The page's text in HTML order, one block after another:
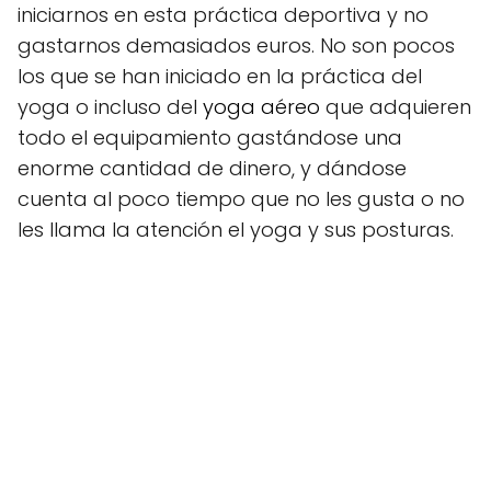
iniciarnos en esta práctica deportiva y no
gastarnos demasiados euros. No son pocos
los que se han iniciado en la práctica del
yoga o incluso del yoga aéreo que adquieren
todo el equipamiento gastándose una
enorme cantidad de dinero, y dándose
cuenta al poco tiempo que no les gusta o no
les llama la atención el yoga y sus posturas.